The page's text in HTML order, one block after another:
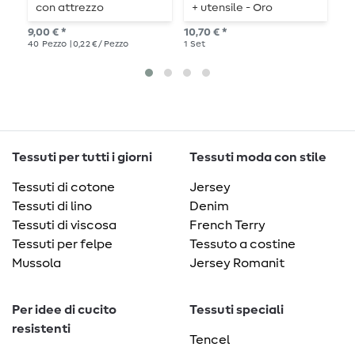
con attrezzo
9,00 € *
40 Pezzo | 0,22 € / Pezzo
+ utensile - Oro
10,70 € *
1 Set
Tessuti per tutti i giorni
Tessuti di cotone
Tessuti di lino
Tessuti di viscosa
Tessuti per felpe
Mussola
Tessuti moda con stile
Jersey
Denim
French Terry
Tessuto a costine
Jersey Romanit
Per idee di cucito
resistenti
Tessuti speciali
Tencel